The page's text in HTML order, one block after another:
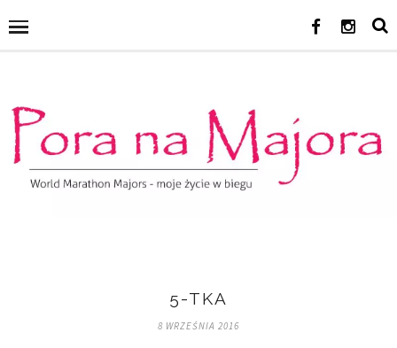
5-TKA
8 WRZEŚNIA 2016